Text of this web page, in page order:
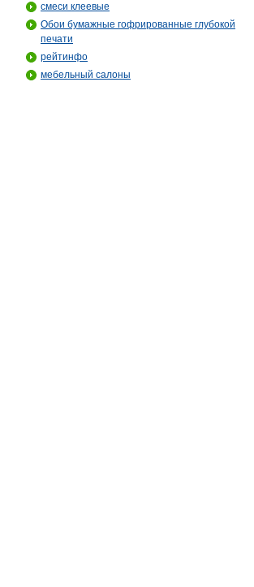
смеси клеевые
Обои бумажные гофрированные глубокой
печати
рейтинфо
мебельный салоны